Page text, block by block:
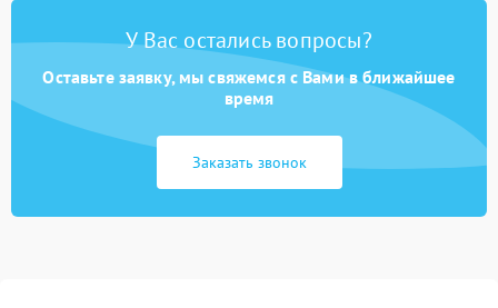
У Вас остались вопросы?
Оставьте заявку, мы свяжемся с Вами в ближайшее
время
Заказать звонок